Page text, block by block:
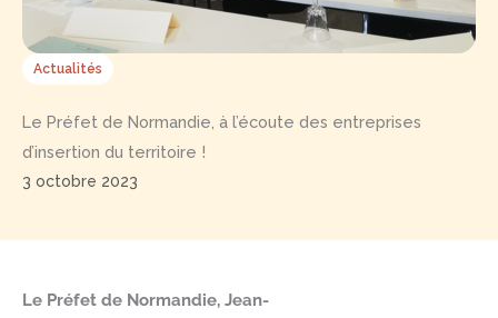
Actualités
Le Préfet de Normandie, à l’écoute des entreprises
d’insertion du territoire !
3 octobre 2023
Le Préfet de Normandie, Jean-